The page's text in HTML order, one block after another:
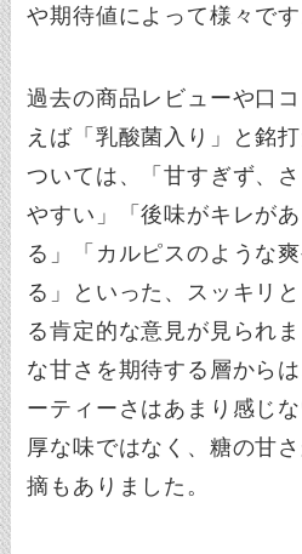
や期待値によって様々です
過去の商品レビューや口
えば「乳酸菌入り」と銘
ついては、「甘すぎず、
やすい」「後味がキレが
る」「カルピスのような
る」といった、スッキリ
る肯定的な意見が見られ
な甘さを期待する層から
ーティーさはあまり感じ
厚な味ではなく、糖の甘
摘もありました。